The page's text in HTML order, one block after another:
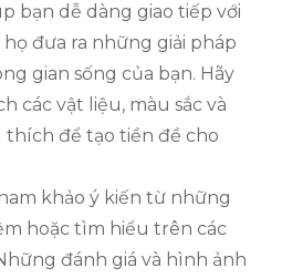
bạn dễ dàng giao tiếp với
đưa ra những giải pháp
gian sống của bạn. Hãy
các vật liệu, màu sắc và
thích để tạo tiền đề cho
khảo ý kiến từ những
hoặc tìm hiểu trên các
đánh giá và hình ảnh